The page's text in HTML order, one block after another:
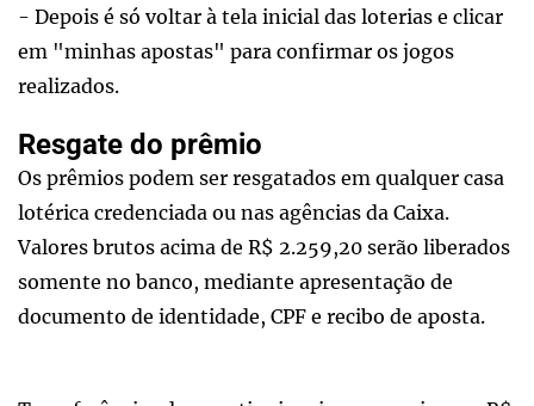
- Depois é só voltar à tela inicial das loterias e clicar
em "minhas apostas" para confirmar os jogos
realizados.
Resgate do prêmio
Os prêmios podem ser resgatados em qualquer casa
lotérica credenciada ou nas agências da Caixa.
Valores brutos acima de R$ 2.259,20 serão liberados
somente no banco, mediante apresentação de
documento de identidade, CPF e recibo de aposta.